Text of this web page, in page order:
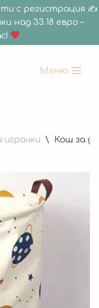
с регистрация ✍
над 33.18 евро –
Меню
играчки \ Кош за